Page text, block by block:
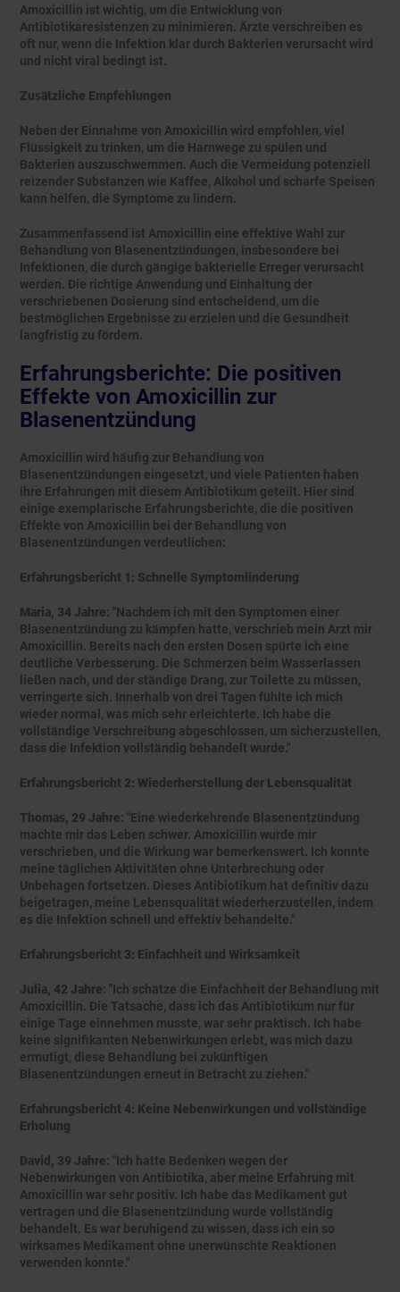
Amoxicillin ist wichtig, um die Entwicklung von
Antibiotikaresistenzen zu minimieren. Ärzte verschreiben es
oft nur, wenn die Infektion klar durch Bakterien verursacht wird
und nicht viral bedingt ist.
Zusätzliche Empfehlungen
Neben der Einnahme von Amoxicillin wird empfohlen, viel
Flüssigkeit zu trinken, um die Harnwege zu spülen und
Bakterien auszuschwemmen. Auch die Vermeidung potenziell
reizender Substanzen wie Kaffee, Alkohol und scharfe Speisen
kann helfen, die Symptome zu lindern.
Zusammenfassend ist Amoxicillin eine effektive Wahl zur
Behandlung von Blasenentzündungen, insbesondere bei
Infektionen, die durch gängige bakterielle Erreger verursacht
werden. Die richtige Anwendung und Einhaltung der
verschriebenen Dosierung sind entscheidend, um die
bestmöglichen Ergebnisse zu erzielen und die Gesundheit
langfristig zu fördern.
Erfahrungsberichte: Die positiven
Effekte von Amoxicillin zur
Blasenentzündung
Amoxicillin wird häufig zur Behandlung von
Blasenentzündungen eingesetzt, und viele Patienten haben
ihre Erfahrungen mit diesem Antibiotikum geteilt. Hier sind
einige exemplarische Erfahrungsberichte, die die positiven
Effekte von Amoxicillin bei der Behandlung von
Blasenentzündungen verdeutlichen:
Erfahrungsbericht 1: Schnelle Symptomlinderung
Maria, 34 Jahre: "Nachdem ich mit den Symptomen einer
Blasenentzündung zu kämpfen hatte, verschrieb mein Arzt mir
Amoxicillin. Bereits nach den ersten Dosen spürte ich eine
deutliche Verbesserung. Die Schmerzen beim Wasserlassen
ließen nach, und der ständige Drang, zur Toilette zu müssen,
verringerte sich. Innerhalb von drei Tagen fühlte ich mich
wieder normal, was mich sehr erleichterte. Ich habe die
vollständige Verschreibung abgeschlossen, um sicherzustellen,
dass die Infektion vollständig behandelt wurde."
Erfahrungsbericht 2: Wiederherstellung der Lebensqualität
Thomas, 29 Jahre: "Eine wiederkehrende Blasenentzündung
machte mir das Leben schwer. Amoxicillin wurde mir
verschrieben, und die Wirkung war bemerkenswert. Ich konnte
meine täglichen Aktivitäten ohne Unterbrechung oder
Unbehagen fortsetzen. Dieses Antibiotikum hat definitiv dazu
beigetragen, meine Lebensqualität wiederherzustellen, indem
es die Infektion schnell und effektiv behandelte."
Erfahrungsbericht 3: Einfachheit und Wirksamkeit
Julia, 42 Jahre: "Ich schätze die Einfachheit der Behandlung mit
Amoxicillin. Die Tatsache, dass ich das Antibiotikum nur für
einige Tage einnehmen musste, war sehr praktisch. Ich habe
keine signifikanten Nebenwirkungen erlebt, was mich dazu
ermutigt, diese Behandlung bei zukünftigen
Blasenentzündungen erneut in Betracht zu ziehen."
Erfahrungsbericht 4: Keine Nebenwirkungen und vollständige
Erholung
David, 39 Jahre: "Ich hatte Bedenken wegen der
Nebenwirkungen von Antibiotika, aber meine Erfahrung mit
Amoxicillin war sehr positiv. Ich habe das Medikament gut
vertragen und die Blasenentzündung wurde vollständig
behandelt. Es war beruhigend zu wissen, dass ich ein so
wirksames Medikament ohne unerwünschte Reaktionen
verwenden konnte."